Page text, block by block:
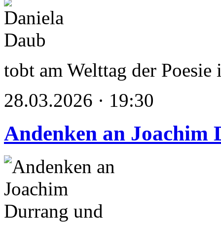
tobt am Welttag der Poesie
28.03.2026 · 19:30
Andenken an Joachim